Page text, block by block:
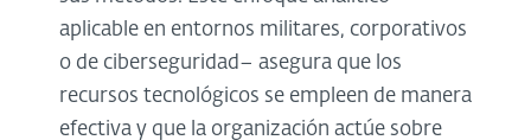
aplicable en entornos militares, corporativos
o de ciberseguridad– asegura que los
recursos tecnológicos se empleen de manera
efectiva y que la organización actúe sobre